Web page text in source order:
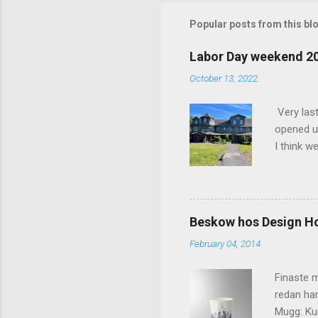
m
n
t
s
Popular posts from this
Labor Day weekend
October 13, 2022
Very
opened
I think
less
because
pack
the
Beskow hos Design
February 04, 2014
Finaste
redan
Mugg: